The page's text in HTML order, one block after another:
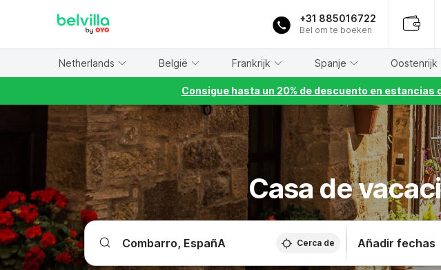
+31 885016722
Bel om te boeken
Netherlands België Frankrijk Spanje Oostenrijk
Consigue hasta un 20% de descuento en
Casa de
Cerca de Añadir fechas